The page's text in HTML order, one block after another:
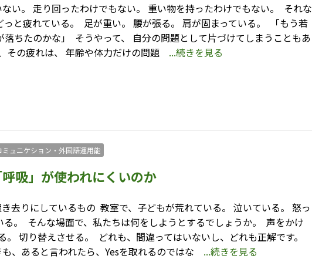
い。 走り回ったわけでもない。 重い物を持ったわけでもない。 ⁡ それな
と疲れている。 ⁡ 足が重い。 腰が張る。 肩が固まっている。 ⁡ 「もう若
落ちたのかな」 ⁡ そうやって、 自分の問題として片づけてしまうこともあ
その疲れは、 年齢や体力だけの問題 ...続きを見る
ミュニケション・外国語運用能
吸」が使われにくいのか
去りにしているもの ⁡ 教室で、子どもが荒れている。 泣いている。 怒っ
。 ⁡ そんな場面で、私たちは何をしようとするでしょうか。 ⁡ 声をかけ
。 切り替えさせる。 ⁡ どれも、間違ってはいないし、どれも正解です。
、あると言われたら、Yesを取れるのではな ...続きを見る